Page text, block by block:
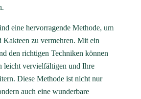
eine hervorragende Methode, um
Kakteen zu vermehren. Mit ein
den richtigen Techniken können
leicht vervielfältigen und Ihre
Diese Methode ist nicht nur
auch eine wunderbare